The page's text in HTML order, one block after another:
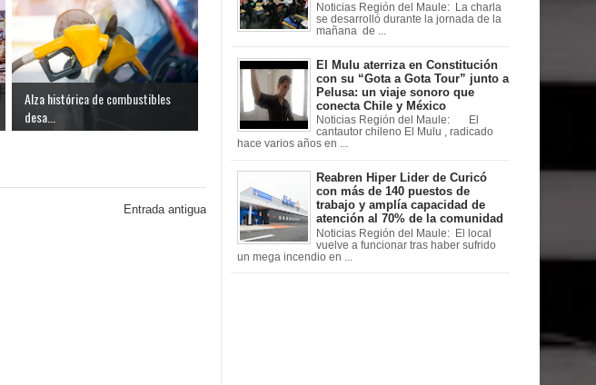
Alza histórica de combustibles
desa...
Entrada antigua
Noticias Región del Maule: La charla
se desarrolló durante la jornada de la
mañana de ...
El Mulu aterriza en Constitución
con su “Gota a Gota Tour” junto a
Pelusa: un viaje sonoro que
conecta Chile y México
Noticias Región del Maule: El
cantautor chileno El Mulu , radicado
hace varios años en ...
Reabren Hiper Lider de Curicó
con más de 140 puestos de
trabajo y amplía capacidad de
atención al 70% de la comunidad
Noticias Región del Maule: El local
vuelve a funcionar tras haber sufrido
un mega incendio en ...